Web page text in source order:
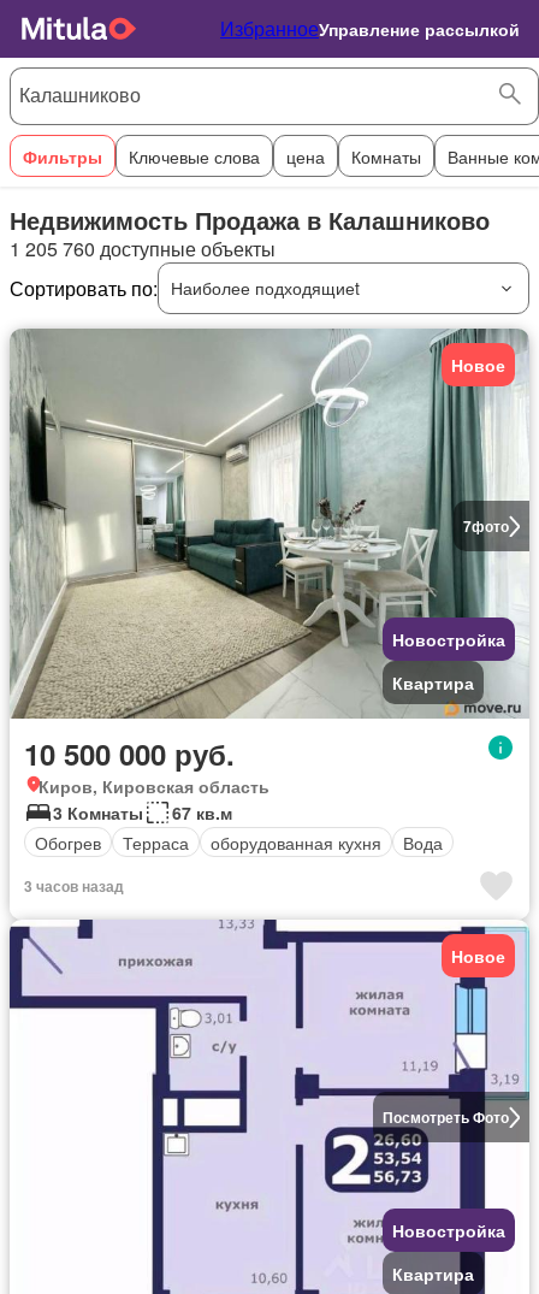
ИзбранноеУправление рассылкой
Фильтры Ключевые слова цена Комнаты Ванные
Недвижимость Продажа в Калашниково
1 205 760 доступные объекты
Сортировать по:
Наиболее подходящиеt
7фото
Новое
Новостройка
Квартира
10 500 000 руб.
Киров, Кировская область
3 Комнаты
67 кв.м
Обогрев
Терраса оборудованная кухня Вода
3 часов назад
Посмотреть Фото
Новое
Новостройка
Квартира